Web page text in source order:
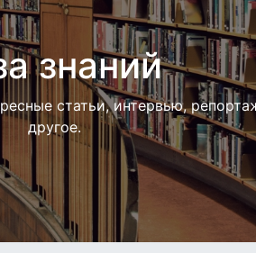
знаний
статьи, интервью,
другое.